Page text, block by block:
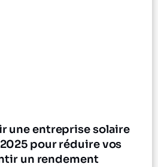
une entreprise solaire
pour réduire vos
un rendement